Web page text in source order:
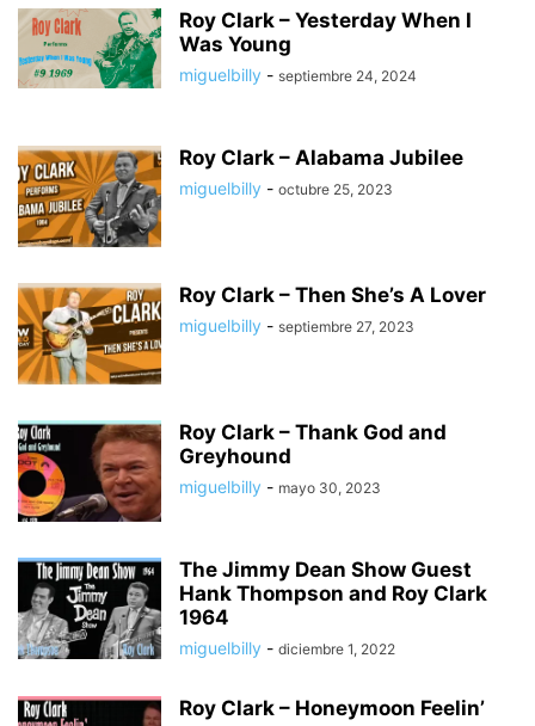
Roy Clark – Yesterday When I
Was Young
miguelbilly - septiembre 24, 2024
Roy Clark – Alabama Jubilee
miguelbilly - octubre 25, 2023
Roy Clark – Then She’s A Lover
miguelbilly - septiembre 27, 2023
Roy Clark – Thank God and
Greyhound
miguelbilly - mayo 30, 2023
The Jimmy Dean Show Guest
Hank Thompson and Roy Clark
1964
miguelbilly - diciembre 1, 2022
Roy Clark – Honeymoon Feelin’